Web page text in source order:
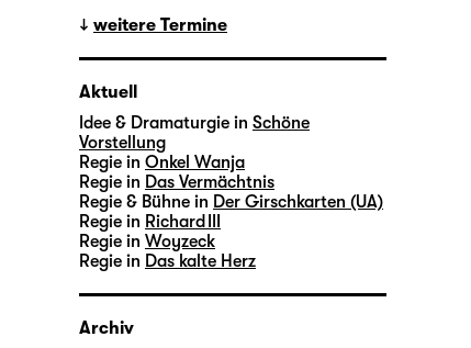
weitere Termine
Aktuell
Idee & Dramaturgie in Schöne
Vorstellung
Regie in Onkel Wanja
Regie in Das Vermächtnis
Regie & Bühne in Der Girschkarten (UA)
Regie in Richard III
Regie in Woyzeck
Regie in Das kalte Herz
Archiv